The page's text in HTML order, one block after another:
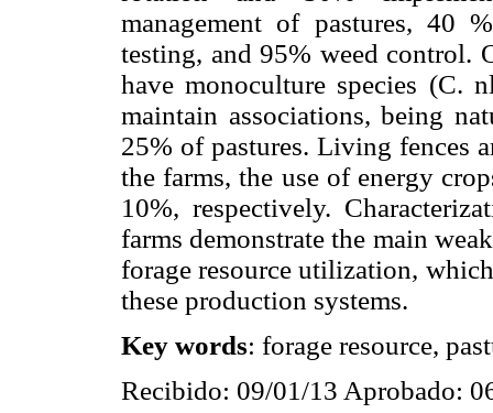
management of pastures, 40
testing, and 95% weed control.
have monoculture species (C.
maintain associations, being
25% of pastures. Living fences
the farms, the use of energy
10%, respectively.
farms demonstrate the main
forage resource utilization,
these production systems.
Key words: forage resource,
Recibido: 09/01/13 Aprobado: